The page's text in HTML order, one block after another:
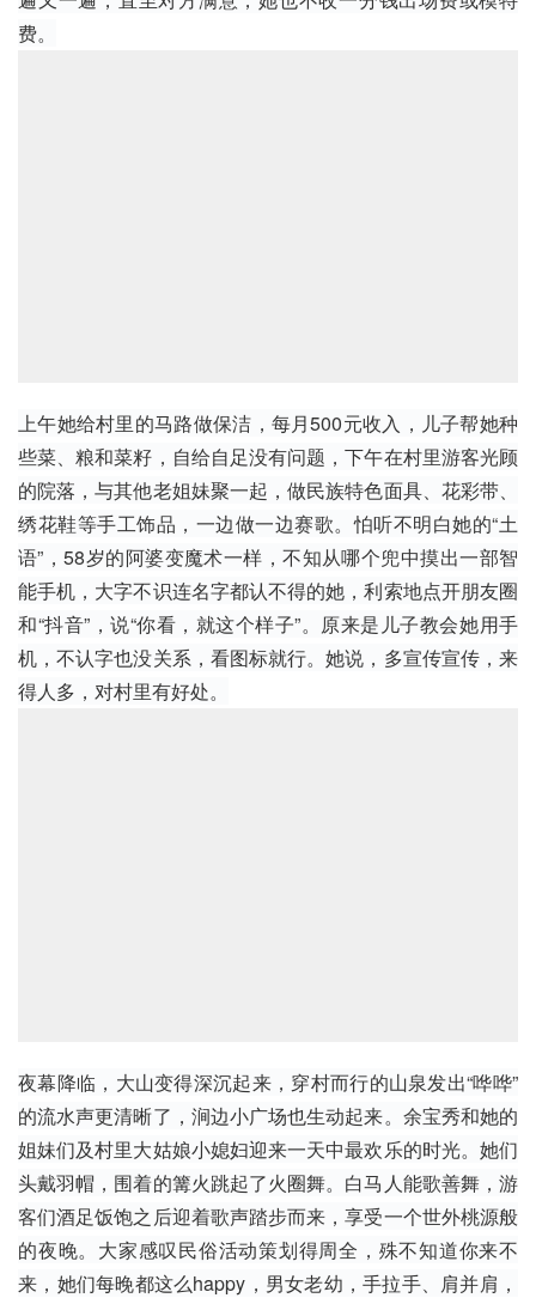
费。
上午她给村里的马路做保洁，每月500元收入，儿子帮她种
些菜、粮和菜籽 ，自给自足没有问题，下午在村里游客光顾
的院落，与其他老姐妹聚一起，做民族特色面具、花彩带、
绣花鞋等手工饰品，一边做一边赛歌。怕听不明白她的“土
语”，58岁的阿婆变魔术一样，不知从哪个兜中摸出一部智
能手机，大字不识连名字都认不得的她，利索地点开朋友圈
和“抖音”，说“你看，就这个样子”。原来是儿子教会她用手
机，不认字也没关系，看图标就行。她说，多宣传宣传，来
得人多，对村里有好处。
夜幕降临，大山变得深沉起来，穿村而行的山泉发出“哗哗”
的流水声更清晰了，涧边小广场也生动起来。余宝秀和她的
姐妹们及村里大姑娘小媳妇迎来一天中最欢乐的时光。她们
头戴羽帽，围着的篝火跳起了火圈舞。白马人能歌善舞，游
客们酒足饭饱之后迎着歌声踏步而来，享受一个世外桃源般
的夜晚。大家感叹民俗活动策划得周全，殊不知道你来不
来，她们每晚都这么happy，男女老幼，手拉手、肩并肩，